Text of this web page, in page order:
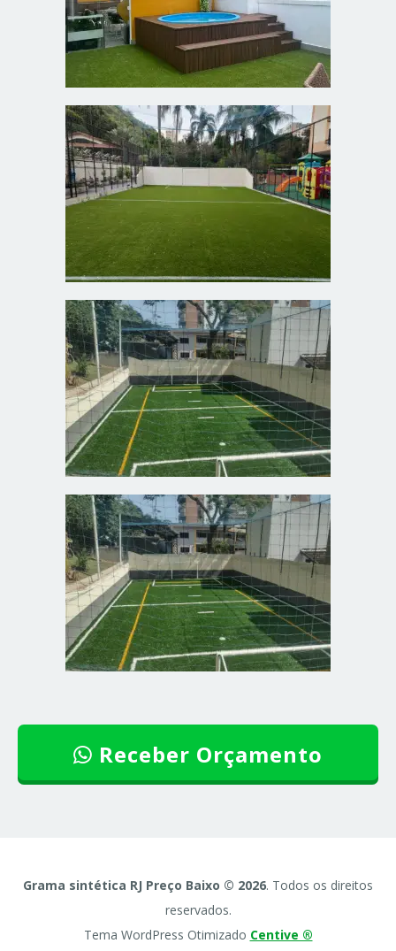
Receber Orçamento
Grama sintética RJ Preço Baixo © 2026. Todos os direitos
reservados.
Tema WordPress Otimizado Centive ®